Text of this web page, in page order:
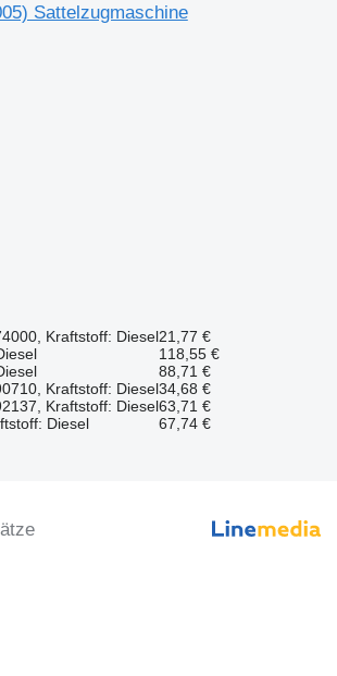
Sattelzugmaschine
Kraftstoff: Diesel21,77 €
118,55 €
88,71 €
Kraftstoff: Diesel34,68 €
Kraftstoff: Diesel63,71 €
Diesel 67,74 €